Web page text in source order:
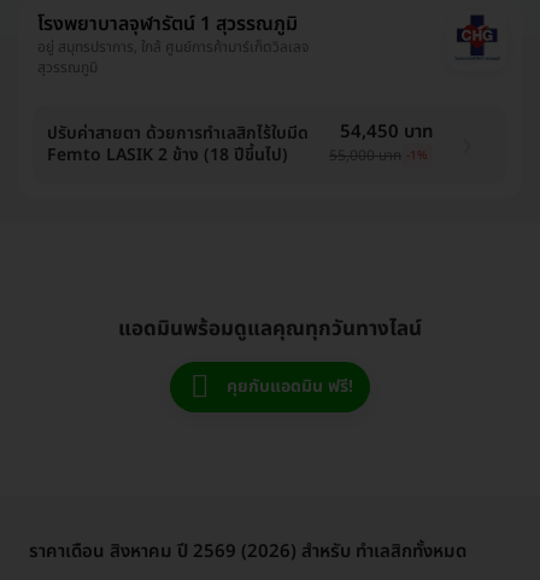
โรงพยาบาลจุฬารัตน์ 1 สุวรรณภูมิ
อยู่ สมุทรปราการ, ใกล้ ศูนย์การค้ามาร์เก็ตวิลเลจ
สุวรรณภูมิ
ปรับค่าสายตา ด้วยการทำเลสิกไร้ใบมีด
Femto LASIK 2 ข้าง (18 ปีขึ้นไป)
54,450 บาท
55,000 บาท -1%
แอดมินพร้อมดูแลคุณทุกวันทางไลน์
คุยกับแอดมิน ฟรี!
ราคาเดือน สิงหาคม ปี 2569 (2026) สำหรับ ทำเลสิกทั้งหมด